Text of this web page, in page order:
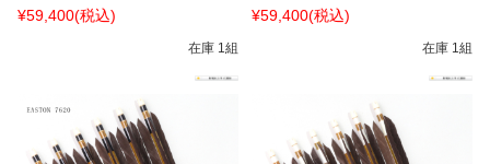
¥59,400(税込)
在庫 1組
¥59,400(税込)
在庫 1組